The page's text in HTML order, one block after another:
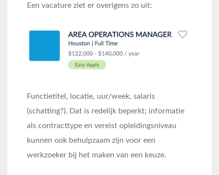
Een vacature ziet er overigens zo uit:
Functietitel, locatie, uur/week, salaris
(schatting?). Dat is redelijk beperkt; informatie
als contracttype en vereist opleidingsniveau
kunnen ook behulpzaam zijn voor een
werkzoeker bij het maken van een keuze.